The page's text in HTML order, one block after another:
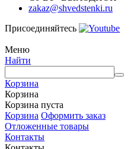
zakaz@shvedstenki.ru
Присоединяйтесь
Меню
Найти
Корзина
Корзина
Корзина пуста
Корзина Оформить заказ
Отложенные товары
Контакты